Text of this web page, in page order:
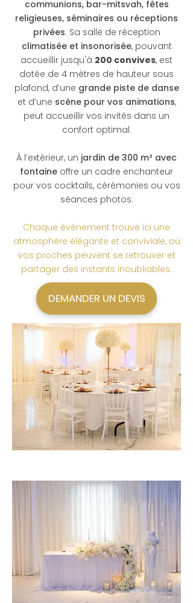
communions, bar-mitsvah, fêtes
religieuses, séminaires ou réceptions
privées. Sa salle de réception
climatisée et insonorisée, pouvant
accueillir jusqu'à 200 convives, est
dotée de 4 mètres de hauteur sous
plafond, d’une grande piste de danse
et d’une scène pour vos animations,
peut accueillir vos invités dans un
confort optimal.
À l’extérieur, un jardin de 300 m² avec
fontaine offre un cadre enchanteur
pour vos cocktails, cérémonies ou vos
séances photos.
Chaque événement trouve ici une
atmosphère élégante et conviviale, où
vos proches peuvent se retrouver et
partager des instants inoubliables.
DEMANDER UN DEVIS